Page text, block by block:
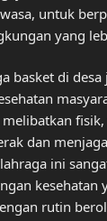
untuk
yang
basket di
dan
ini
kesehatan
rutin